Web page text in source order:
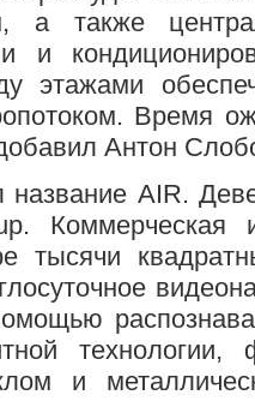
а также
и
этажами
Время
Антон
название AIR.
Коммерческая
тысячи
и